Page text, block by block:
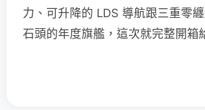
力、可升降的 LDS 導航跟三重零
石頭的年度旗艦，這次就完整開箱